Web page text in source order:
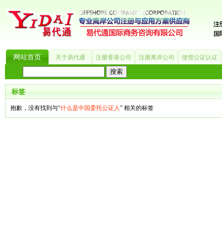
网站首页 关于易代通 注册香港公司 注册离岸公司 使馆公证认证
热门搜索：_? 美国公司 BVI公司 英国公司 银行开户 香港公司 商标注册
标签
抱歉，没有找到与“什么是中国委托公证人” 相关的标签